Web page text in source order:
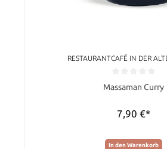
RESTAURANTCAFÉ IN DER
Durchschnittliche Bewertung von 0
Massaman Curry
7,90 €*
In den Warenkorb